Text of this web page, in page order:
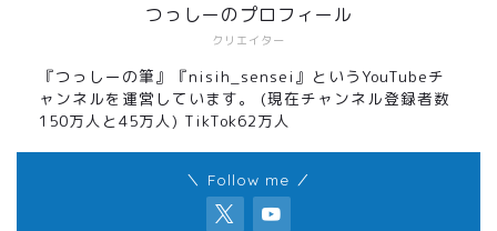
クリエイター
つっしーのプロフィール
『つっしーの筆』『nisih_sensei』というYouTubeチ
ャンネルを運営しています。 (現在チャンネル登録者数
150万人と45万人) TikTok62万人
＼ Follow me ／